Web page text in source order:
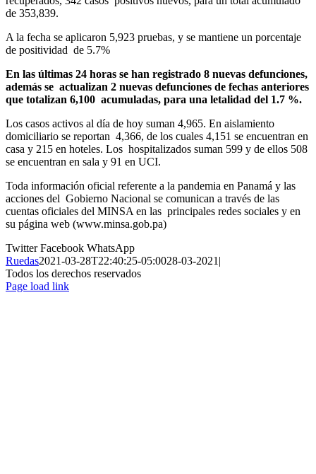
de 353,839.
A la fecha se aplicaron 5,923 pruebas, y se mantiene un porcentaje
de positividad de 5.7%
En las últimas 24 horas se han registrado 8 nuevas defunciones,
además se actualizan 2 nuevas defunciones de fechas anteriores
que totalizan 6,100 acumuladas, para una letalidad del 1.7 %.
Los casos activos al día de hoy suman 4,965. En aislamiento
domiciliario se reportan 4,366, de los cuales 4,151 se encuentran en
casa y 215 en hoteles. Los hospitalizados suman 599 y de ellos 508
se encuentran en sala y 91 en UCI.
Toda información oficial referente a la pandemia en Panamá y las
acciones del Gobierno Nacional se comunican a través de las
cuentas oficiales del MINSA en las principales redes sociales y en
su página web (www.minsa.gob.pa)
TwitterFacebook WhatsApp
Ruedas2021-03-28T22:40:25-05:0028-03-2021|
Todos los derechos reservados
Page load link